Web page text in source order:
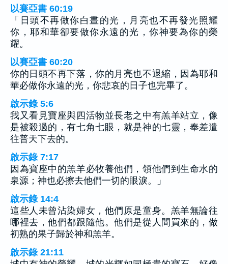
以賽亞書 60:19
「日頭不再做你白晝的光，月亮也不再發光照耀
你，耶和華卻要做你永遠的光，你神要為你的榮
耀。
以賽亞書 60:20
你的日頭不再下落，你的月亮也不退縮，因為耶和
華必做你永遠的光，你悲哀的日子也完畢了。
啟示錄 5:6
我又看見寶座與四活物並長老之中有羔羊站立，像
是被殺過的，有七角七眼，就是神的七靈，奉差遣
往普天下去的。
啟示錄 7:17
因為寶座中的羔羊必牧養他們，領他們到生命水的
泉源；神也必擦去他們一切的眼淚。」
啟示錄 14:4
這些人未曾沾染婦女，他們原是童身。羔羊無論往
哪裡去，他們都跟隨他。他們是從人間買來的，做
初熟的果子歸於神和羔羊。
啟示錄 21:11